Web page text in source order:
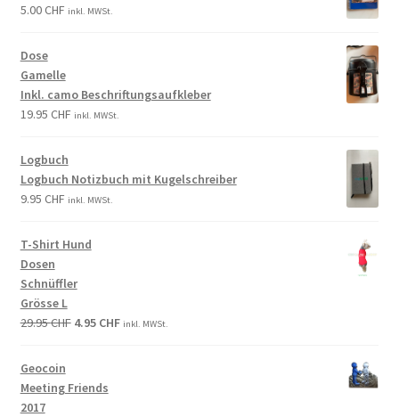
5.00CHF inkl. MWSt.
Dose
Gamelle
Inkl. camo Beschriftungsaufkleber
19.95 CHF inkl. MWSt.
Logbuch
Logbuch Notizbuch mit Kugelschreiber
9.95 CHF inkl. MWSt.
T-Shirt Hund
Dosen
Schnüffler
Grösse L
29.95CHF 4.95 CHF inkl. MWSt.
Geocoin
Meeting Friends
2017